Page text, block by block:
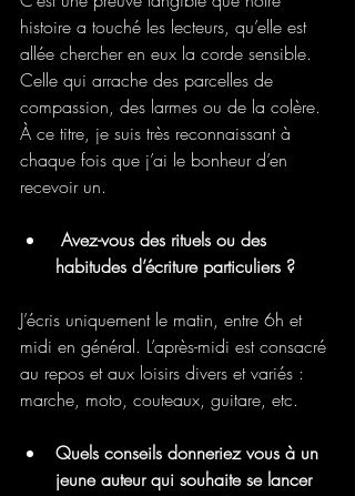
histoire a touché les lecteurs, qu’elle est
allée chercher en eux la corde sensible.
Celle qui arrache des parcelles de
compassion, des larmes ou de la colère.
À ce titre, je suis très reconnaissant à
chaque fois que j’ai le bonheur d’en
recevoir un.
habitudes d’écriture particuliers ?
J’écris uniquement le matin, entre 6h et
midi en général. L’après-midi est consacré
au repos et aux loisirs divers et variés :
marche, moto, couteaux, guitare, etc.
Quels conseils donneriez vous à un
jeune auteur qui souhaite se lancer